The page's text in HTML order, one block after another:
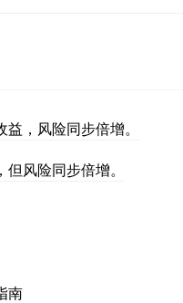
，风险同步倍增。
风险同步倍增。
南